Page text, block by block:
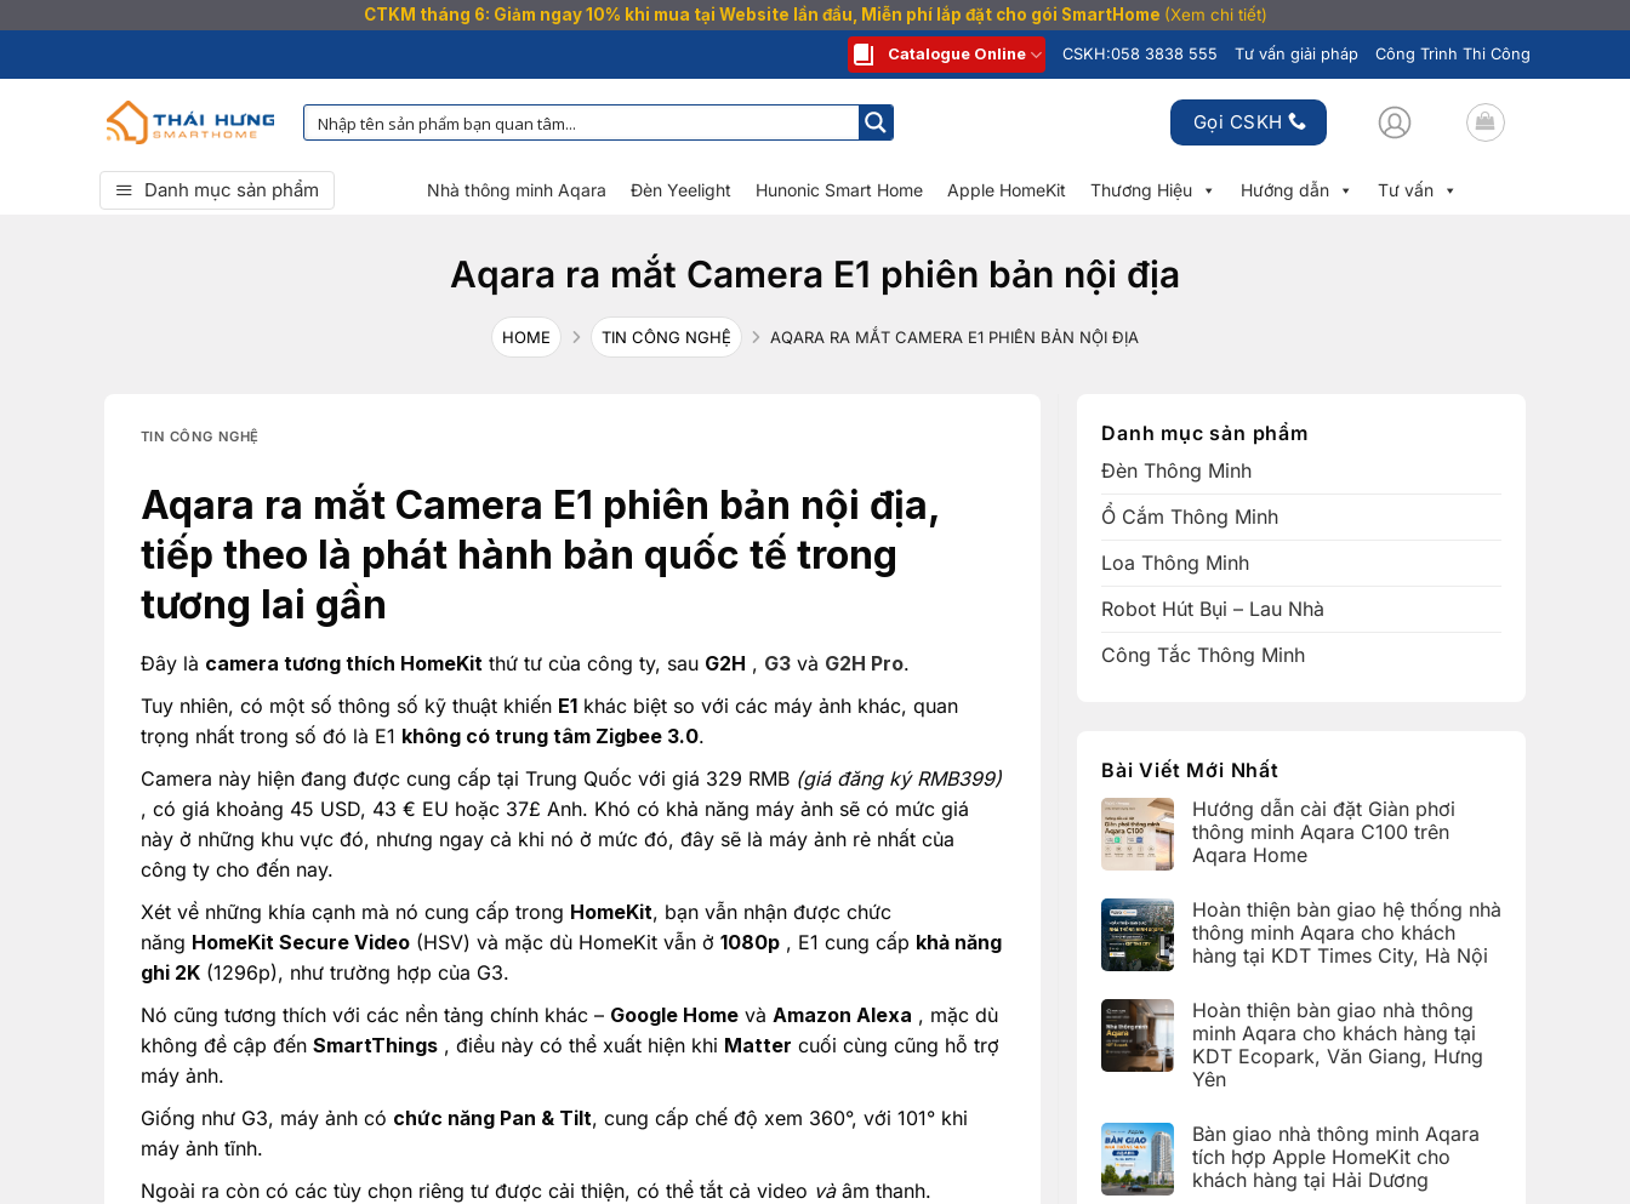
CTKM tháng 6: Giảm ngay 10% khi mua tại Website lần đầu, Miễn phí lắp đặt cho gói SmartHome (Xem chi tiết)
qua
Catalogue Online CSKH:058 3838 555 Tư vấn giải pháp Công Trình Thi Công
Gọi CSKH
Danh mục sản phẩm Nhà thông minh Aqara Đèn Yeelight Hunonic Smart Home Apple HomeKit Thương Hiệu Hướng dẫn Tư vấn
Aqara ra mắt Camera E1 phiên bản nội địa
HOME TIN CÔNG NGHỆ AQARA RA MẮT CAMERA E1 PHIÊN BẢN NỘI ĐỊA
TIN CÔNG NGHỆ
Aqara ra mắt Camera E1 phiên bản nội địa,
tiếp theo là phát hành bản quốc tế trong
tương lai gần
Đây là camera tương thích HomeKit thứ tư của công ty, sau G2H , G3và G2H Pro.
Tuy nhiên, có một số thông số kỹ thuật khiến E1khác biệt so với các máy ảnh khác, quan
trọng nhất trong số đó là E1 không có trung tâm Zigbee 3.0.
Camera này hiện đang được cung cấp tại Trung Quốc với giá 329 RMB (giá đăng ký RMB399)
, có giá khoảng 45 USD, 43 € EU hoặc 37£ Anh. Khó có khả năng máy ảnh sẽ có mức giá
này ở những khu vực đó, nhưng ngay cả khi nó ở mức đó, đây sẽ là máy ảnh rẻ nhất của
công ty cho đến nay.
Xét về những khía cạnh mà nó cung cấp trong HomeKit, bạn vẫn nhận được chức
năng HomeKit Secure Video(HSV) và mặc dù HomeKit vẫn ở 1080p, E1 cung cấp khả năng
ghi 2K(1296p), như trường hợp của G3.
Nó cũng tương thích với các nền tảng chính khác – Google Homevà Amazon Alexa , mặc dù
không đề cập đến SmartThings, điều này có thể xuất hiện khi Matter cuối cùng cũng hỗ trợ
máy ảnh.
Giống như G3, máy ảnh có chức năng Pan & Tilt, cung cấp chế độ xem 360°, với 101° khi
máy ảnh tĩnh.
Ngoài ra còn có các tùy chọn riêng tư được cải thiện, có thể tắt cả video vàâm thanh.
Danh mục sản phẩm
Đèn Thông Minh
Ổ Cắm Thông Minh
Loa Thông Minh
Robot Hút Bụi – Lau Nhà
Công Tắc Thông Minh
Bài Viết Mới Nhất
Hướng dẫn cài đặt Giàn phơi
thông minh Aqara C100 trên
Aqara Home
bình
luận
ở
Hướng
đặt
Giàn
phơi
thông
minh
Aqara
Aqara
Home
Hoàn thiện bàn giao hệ thống nhà
thông minh Aqara cho khách
hàng tại KDT Times City, Hà Nội
bình
luận
ở
Hoàn
thiện
bàn
thống
nhà
thông
minh
Hoàn thiện bàn giao nhà thông
minh Aqara cho khách hàng tại
KDT Ecopark, Văn Giang, Hưng
Yên
bình
luận
ở
Hoàn
Bàn giao nhà thông minh Aqara
tích hợp Apple HomeKit cho
khách hàng tại Hải Dương